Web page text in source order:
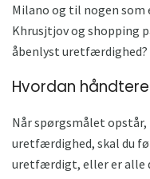
Milano og til nogen som
Khrusjtjov og shopping
åbenlyst uretfærdighed?
Hvordan
Når spørgsmålet
uretfærdighed, skal du
uretfærdigt, eller er alle